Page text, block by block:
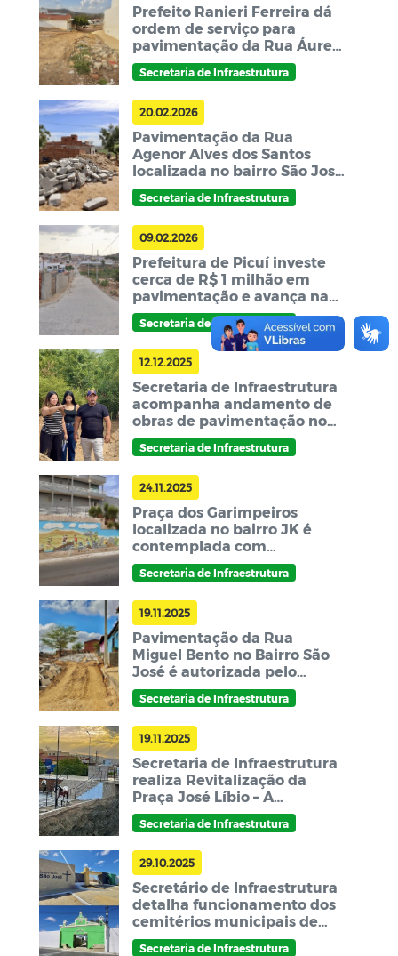
Prefeito Ranieri Ferreira dá
ordem de serviço para
pavimentação da Rua Áurea
Julieta da Costa, no bairro
Pedro Salustino
Secretaria de Infraestrutura
20.02.2026
Pavimentação da Rua
Agenor Alves dos Santos
localizada no bairro São José
é realizada melhorando a
infraestrutura urbana
Secretaria de Infraestrutura
09.02.2026
Prefeitura de Picuí investe
cerca de R$ 1 milhão em
pavimentação e avança na
infraestrutura urbana
Secretaria de Infraestrutura
12.12.2025
Secretaria de Infraestrutura
acompanha andamento de
obras de pavimentação no
bairro São José
Secretaria de Infraestrutura
24.11.2025
Praça dos Garimpeiros
localizada no bairro JK é
contemplada com
revitalização
Secretaria de Infraestrutura
19.11.2025
Pavimentação da Rua
Miguel Bento no Bairro São
José é autorizada pelo
Prefeito Ranieri Ferreira e
segue em andamento
Secretaria de Infraestrutura
19.11.2025
Secretaria de Infraestrutura
realiza Revitalização da
Praça José Líbio – A
Tradicional Praça do Boi
Secretaria de Infraestrutura
29.10.2025
Secretário de Infraestrutura
detalha funcionamento dos
cemitérios municipais de
Picuí para o Dia de Finados
Secretaria de Infraestrutura